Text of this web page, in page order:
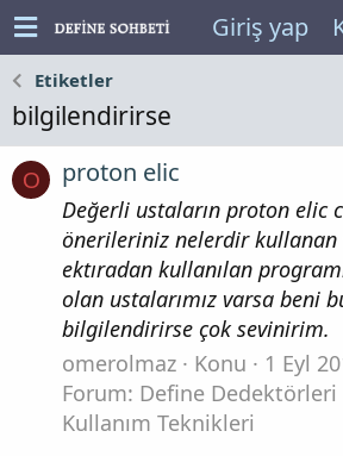
Giriş yap
Etiketler
bilgilendirirse
O proton elic
Değerli ustaların proton elic
önerileriniz nelerdir kullanan
ektıradan kullanılan
olan ustalarımız varsa beni
bilgilendirirse çok sevinirim.
omerolmaz
Konu 1 Eyl
Forum: Define
Kullanım Teknikleri